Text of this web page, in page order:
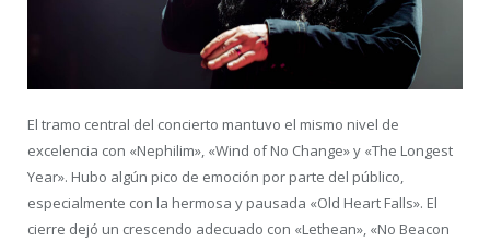
El tramo central del concierto mantuvo el mismo nivel de
excelencia con «Nephilim», «Wind of No Change» y «The Longest
Year». Hubo algún pico de emoción por parte del público,
especialmente con la hermosa y pausada «Old Heart Falls». El
cierre dejó un crescendo adecuado con «Lethean», «No Beacon